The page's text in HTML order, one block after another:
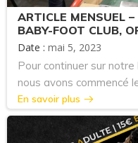
ARTICLE MENSUEL
BABY-FOOT CLUB,
Date : mai 5, 2023
Pour continuer sur
nous avons commencé
En savoir plus